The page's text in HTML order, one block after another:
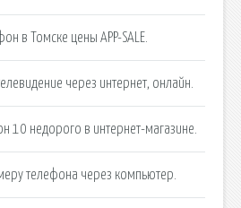
в Томске цены APP-SALE.
через интернет, онлайн.
10 недорого в интернет-магазине.
телефона через компьютер.